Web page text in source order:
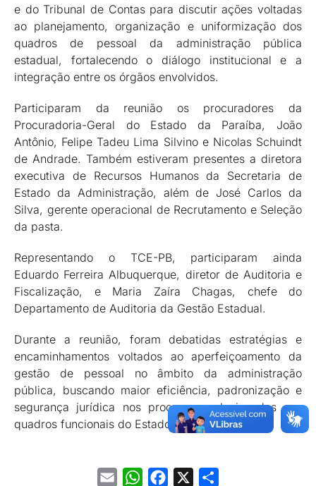
e do Tribunal de Contas para discutir ações voltadas
ao planejamento, organização e uniformização dos
quadros de pessoal da administração pública
estadual, fortalecendo o diálogo institucional e a
integração entre os órgãos envolvidos.
Participaram da reunião os procuradores da
Procuradoria-Geral do Estado da Paraíba, João
Antônio, Felipe Tadeu Lima Silvino e Nicolas Schuindt
de Andrade. Também estiveram presentes a diretora
executiva de Recursos Humanos da Secretaria de
Estado da Administração, além de José Carlos da
Silva, gerente operacional de Recrutamento e Seleção
da pasta.
Representando o TCE-PB, participaram ainda
Eduardo Ferreira Albuquerque, diretor de Auditoria e
Fiscalização, e Maria Zaíra Chagas, chefe do
Departamento de Auditoria da Gestão Estadual.
Durante a reunião, foram debatidas estratégias e
encaminhamentos voltados ao aperfeiçoamento da
gestão de pessoal no âmbito da administração
pública, buscando maior eficiência, padronização e
segurança jurídica nos processos relacionados aos
quadros funcionais do Estado.
Email WhatsAppFacebook